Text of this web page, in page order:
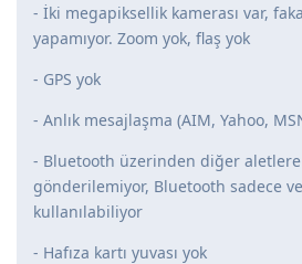
- İki megapiksellik kamerası var,
yapamıyor. Zoom yok, flaş yok
- GPS yok
- Anlık mesajlaşma (AIM, Yahoo,
- Bluetooth üzerinden diğer
gönderilemiyor, Bluetooth sadece
kullanılabiliyor
- Hafıza kartı yuvası yok